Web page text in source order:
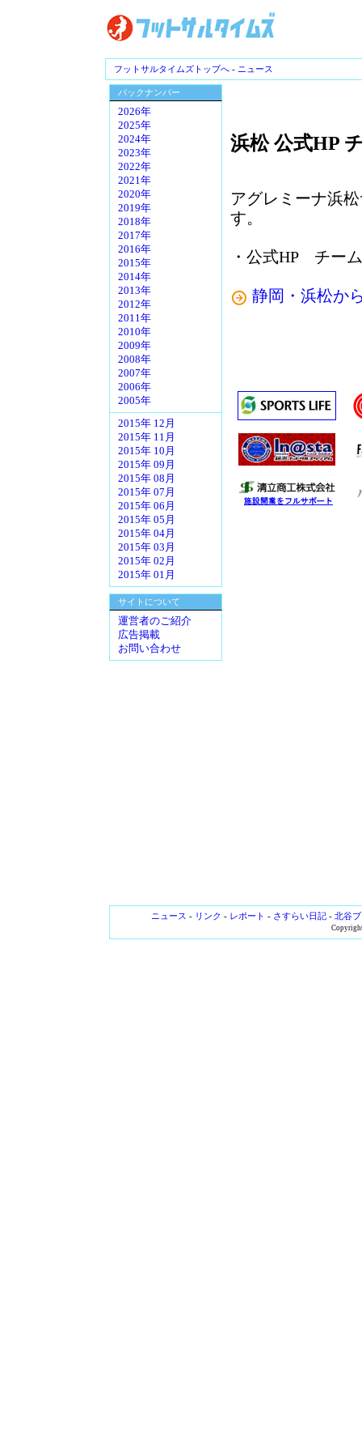
フットサルタイムズトップへ - ニュース
バックナンバー
2026年
2025年
2024年
2023年
2022年
2021年
2020年
2019年
2018年
2017年
2016年
2015年
2014年
2013年
2012年
2011年
2010年
2009年
2008年
2007年
2006年
2005年
2015年 12月
2015年 11月
2015年 10月
2015年 09月
2015年 08月
2015年 07月
2015年 06月
2015年 05月
2015年 04月
2015年 03月
2015年 02月
2015年 01月
サイトについて
運営者のご紹介
広告掲載
お問い合わせ
浜松 公式HP
アグレミーナ浜
す。
・公式HP チー
静岡・浜松か
ニュース - リンク - レポート - さすらい日記- 北谷